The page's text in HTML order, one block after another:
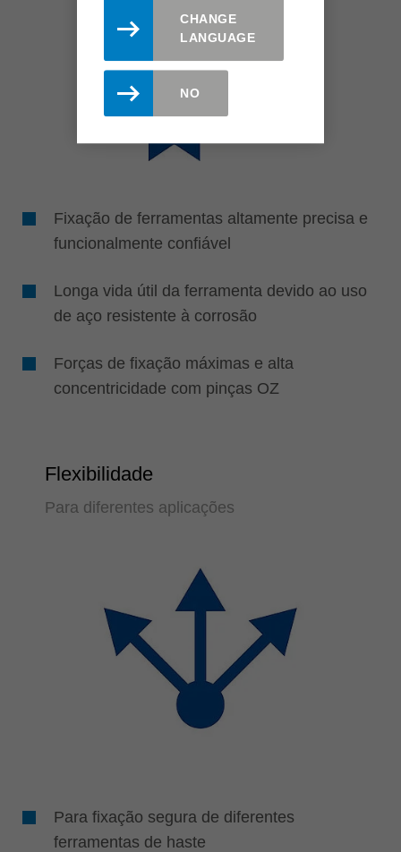
Fixação de ferramentas altamente precisa e
funcionalmente confiável
Longa vida útil da ferramenta devido ao uso
de aço resistente à corrosão
Forças de fixação máximas e alta
concentricidade com pinças OZ
Flexibilidade
Para diferentes aplicações
Para fixação segura de diferentes
ferramentas de haste
CHANGE
LANGUAGE
NO